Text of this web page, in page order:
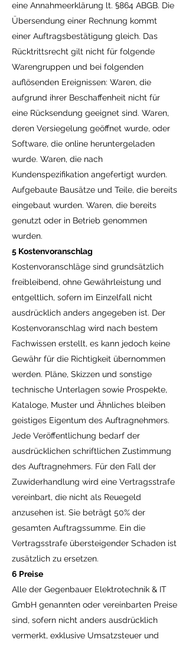
eine Annahmeerklärung lt. §864 ABGB. Die
Übersendung einer Rechnung kommt
einer Auftragsbestätigung gleich. Das
Rücktrittsrecht gilt nicht für folgende
Warengruppen und bei folgenden
auflösenden Ereignissen: Waren, die
aufgrund ihrer Beschaffenheit nicht für
eine Rücksendung geeignet sind. Waren,
deren Versiegelung geöffnet wurde, oder
Software, die online heruntergeladen
wurde. Waren, die nach
Kundenspezifikation angefertigt wurden.
Aufgebaute Bausätze und Teile, die bereits
eingebaut wurden. Waren, die bereits
genutzt oder in Betrieb genommen
wurden.
5 Kostenvoranschlag
Kostenvoranschläge sind grundsätzlich
freibleibend, ohne Gewährleistung und
entgeltlich, sofern im Einzelfall nicht
ausdrücklich anders angegeben ist. Der
Kostenvoranschlag wird nach bestem
Fachwissen erstellt, es kann jedoch keine
Gewähr für die Richtigkeit übernommen
werden. Pläne, Skizzen und sonstige
technische Unterlagen sowie Prospekte,
Kataloge, Muster und Ähnliches bleiben
geistiges Eigentum des Auftragnehmers.
Jede Veröffentlichung bedarf der
ausdrücklichen schriftlichen Zustimmung
des Auftragnehmers. Für den Fall der
Zuwiderhandlung wird eine Vertragsstrafe
vereinbart, die nicht als Reuegeld
anzusehen ist. Sie beträgt 50% der
gesamten Auftragssumme. Ein die
Vertragsstrafe übersteigender Schaden ist
zusätzlich zu ersetzen.
6 Preise
Alle der Gegenbauer Elektrotechnik & IT
GmbH genannten oder vereinbarten Preise
sind, sofern nicht anders ausdrücklich
vermerkt, exklusive Umsatzsteuer und